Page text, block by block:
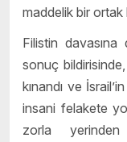
maddelik bir ortak
Filistin
sonuç
kınandı ve
insani felakete
zorla